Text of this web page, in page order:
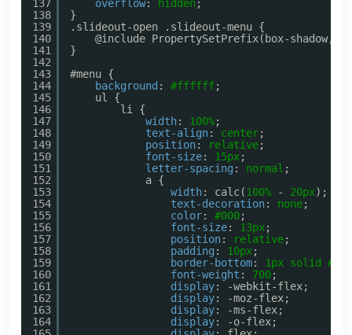
137
138
139
140
141
142
143
144
145
146
147
148
149
150
151
152
153
154
155
156
157
158
159
160
161
162
163
164
overflow: hidden ;
}
.slideout-open .slideout-menu {
@include PropertySetPrefix(box-shadow,
}
#menu {
background : #ffffff;
ul {
li {
width: 100%;
text-align: center;
position: relative;
font-size: 15px;
letter-spacing : normal ;
a {
width: calc(100% - 20px);
text-decoration: none;
color: #000;
font-size: 13px;
position: relative;
padding : 10px;
border-bottom: 1px solid
font-weight : 700;
display: -webkit-flex;
display: -moz-flex;
display: -ms-flex;
display: -o-flex;